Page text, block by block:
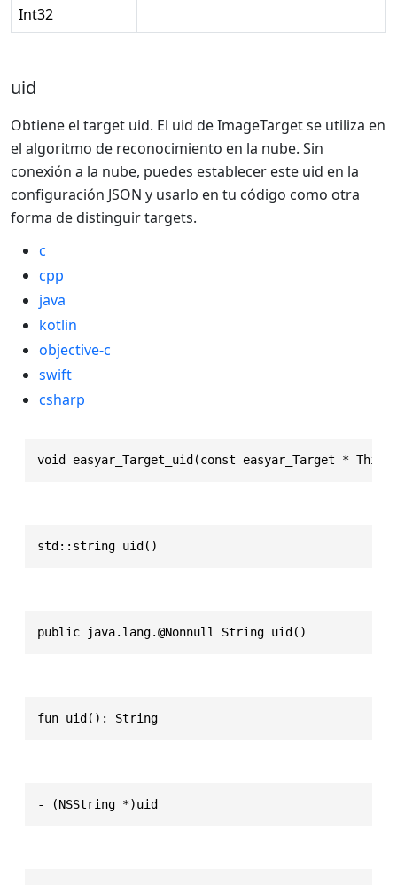
Int32
uid
Obtiene el target uid. El uid de ImageTarget se utiliza en
el algoritmo de reconocimiento en la nube. Sin
conexión a la nube, puedes establecer este uid en la
configuración JSON y usarlo en tu código como otra
forma de distinguir targets.
c
cpp
java
kotlin
objective-c
swift
csharp
void easyar_Target_uid(const easyar_Target *
std::string uid()
public java.lang.@Nonnull String uid()
fun uid(): String
- (NSString *)uid